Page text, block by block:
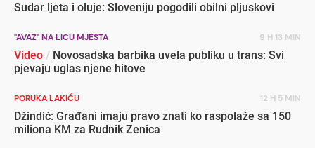
Sudar ljeta i oluje: Sloveniju pogodili obilni pljuskovi
"AVAZ" NA LICU MJESTA 9 H 13 MIN
Video / Novosadska barbika uvela publiku u trans: Svi
pjevaju uglas njene hitove
PORUKA LAKIĆU 12 H 5 MIN
Džindić: Građani imaju pravo znati ko raspolaže sa 150
miliona KM za Rudnik Zenica